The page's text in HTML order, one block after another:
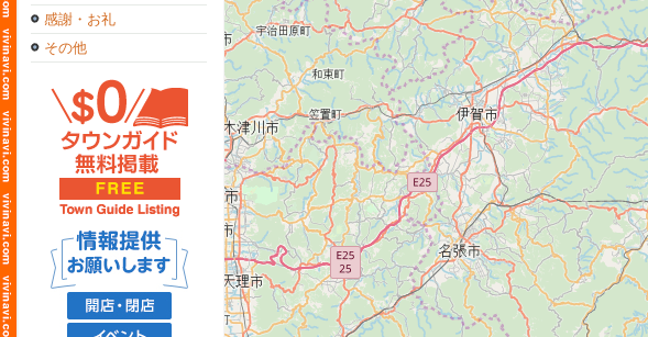
感謝・お礼
その他